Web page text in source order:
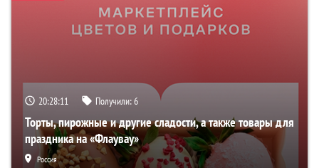
20:28:10 Получили:6
Торты, пирожные и другие сладости, а также товары для
праздника на «Флаувау»
Россия